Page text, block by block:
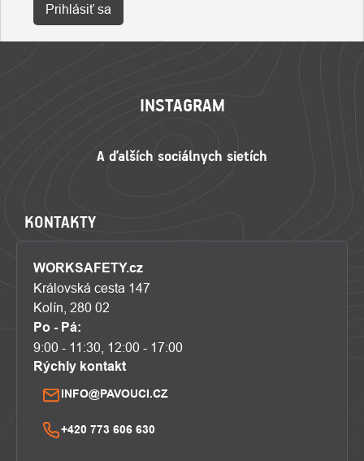
Prihlásiť sa
INSTAGRAM
KONTAKTY
WORKSAFETY.cz
Královská cesta 147
Kolín, 280 02
Po - Pá:
9:00 - 11:30, 12:00 - 17:00
Rýchly kontakt
INFO@PAVOUCI.CZ
+420 773 606 630